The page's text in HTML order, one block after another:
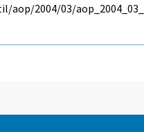
2004/03/